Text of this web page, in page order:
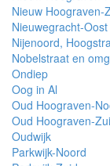
Nieuw Hoograven-
Nieuwegracht-Oost
Nijenoord,
Nobelstraat en
Ondiep
Oog in Al
Oud Hoograven-
Oud Hoograven-
Oudwijk
Parkwijk-Noord